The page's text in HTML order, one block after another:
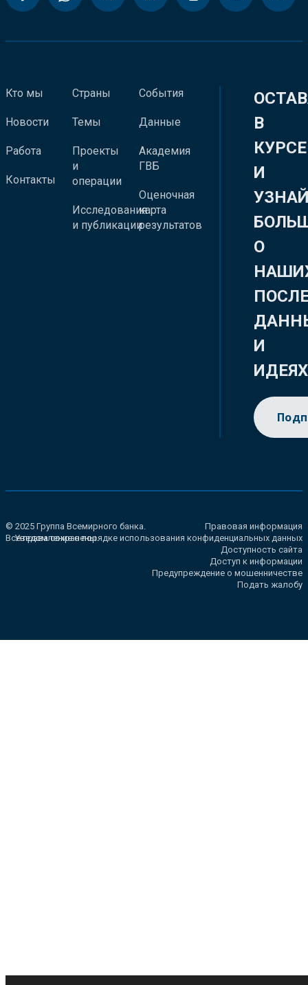
Кто мы
Новости
Работа
Контакты
Страны
Темы
Проекты
и
операции
Исследования
и публикации
События
Данные
Академия
ГВБ
Оценочная
карта
результатов
В
КУРСЕ
И
О
И
ИДЕЯХ
© 2025 Группа Всемирного банка.
Все права сохранены.
Правовая информация
Уведомление о порядке использования конфиденциальных данных
Доступность сайта
Доступ к информации
Предупреждение о мошенничестве
Подать жалобу